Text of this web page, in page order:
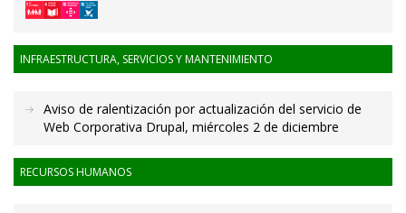
INFRAESTRUCTURA, SERVICIOS Y MANTENIMIENTO
Aviso de ralentización por actualización del servicio de
Web Corporativa Drupal, miércoles 2 de diciembre
RECURSOS HUMANOS